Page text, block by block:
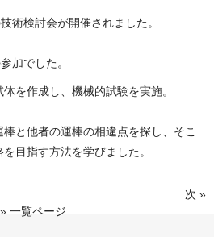
術検討会が開催されました。
加でした。
を作成し、機械的試験を実施。
と他者の運棒の相違点を探し、そこ
目指す方法を学びました。
次 »
» 一覧ページ